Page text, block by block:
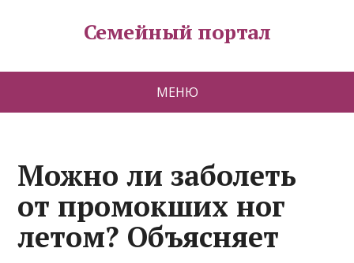
Семейный портал
МЕНЮ
Можно ли заболеть
от промокших ног
летом? Объясняет